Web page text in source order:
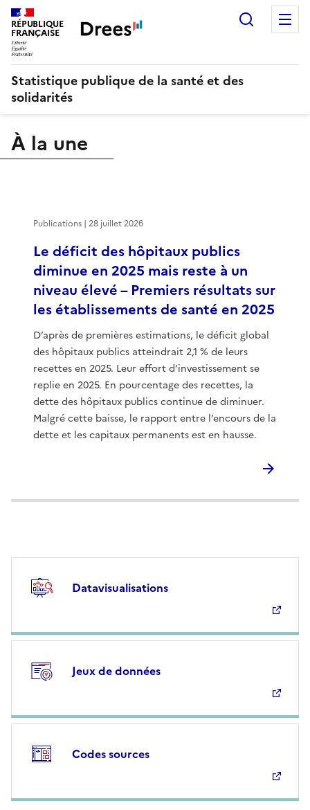
RÉPUBLIQUE
FRANÇAISE
Statistique publique de la santé et des
solidarités
À la une
Le déficit des hôpitaux publics
diminue en 2025 mais reste à un
niveau élevé – Premiers résultats sur
les établissements de santé en 2025
D’après de premières estimations, le déficit global
des hôpitaux publics atteindrait 2,1 % de leurs
recettes en 2025. Leur effort d’investissement se
replie en 2025. En pourcentage des recettes, la
dette des hôpitaux publics continue de diminuer.
Malgré cette baisse, le rapport entre l’encours de la
dette et les capitaux permanents est en hausse.
Publications | 28 juillet 2026
Datavisualisations
Jeux de données
Codes sources